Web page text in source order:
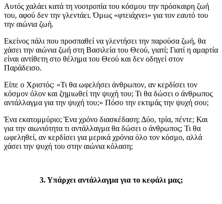
Αυτός χαλάει κατά τη νοοτροπία του κόσμου την πρόσκαιρη ζωή
του, αφού δεν την γλεντάει. Όμως «φτειάχνει» για τον εαυτό του
την αιώνια ζωή.
Εκείνος πάλι που προσπαθεί να γλεντήσει την παρούσα ζωή, θα
χάσει την αιώνια ζωή στη Βασιλεία του Θεού, γιατί; Γιατί η αμαρτία
είναι αντίθετη στο θέλημα του Θεού και δεν οδηγεί στον
Παράδεισο.
Είπε ο Χριστός: «Τι θα ωφελήσει άνθρωπον, αν κερδίσει τον
κόσμον όλον και ζημιωθεί την ψυχή του; Τι θα δώσει ο άνθρωπος
αντάλλαγμα για την ψυχή του;» Πόσο την εκτιμάς την ψυχή σου;
Ένα εκατομμύριο; Ένα χρόνο διασκέδαση; Δύο, τρία, πέντε; Και
για την αιωνιότητα τι αντάλλαγμα θα δώσει ο άνθρωπος; Τι θα
ωφεληθεί, αν κερδίσει για μερικά χρόνια όλο τον κόσμο, αλλά
χάσει την ψυχή του στην αιώνια κόλαση;
3. Υπάρχει αντάλλαγμα για το κεφάλι μας;